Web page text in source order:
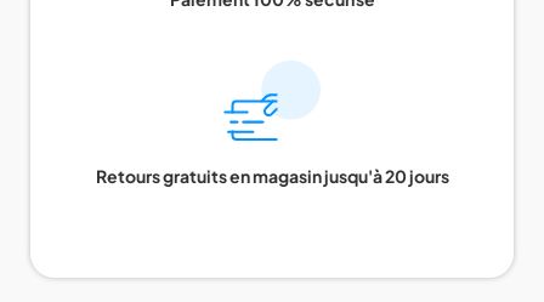
Retours gratuits en magasin jusqu'à 20 jours